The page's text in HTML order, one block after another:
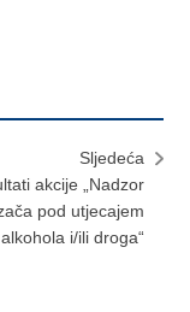
Sljedeća
akcije „Nadzor
pod utjecajem
alkohola i/ili droga“